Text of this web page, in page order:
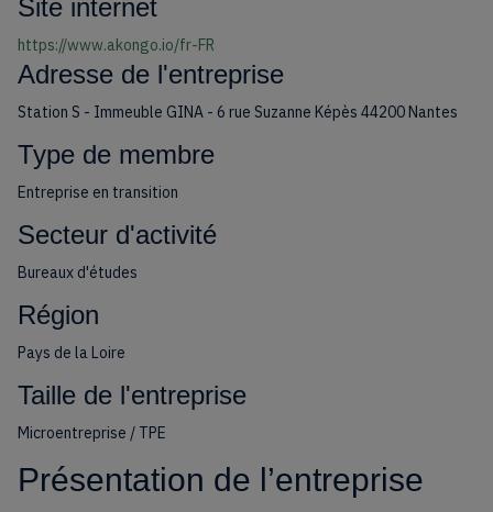
Site internet
https://www.akongo.io/fr-FR
Adresse de l'entreprise
Station S - Immeuble GINA - 6 rue Suzanne Képès 44200 Nantes
Type de membre
Entreprise en transition
Secteur d'activité
Bureaux d'études
Région
Pays de la Loire
Taille de l'entreprise
Microentreprise / TPE
Présentation de l’entreprise